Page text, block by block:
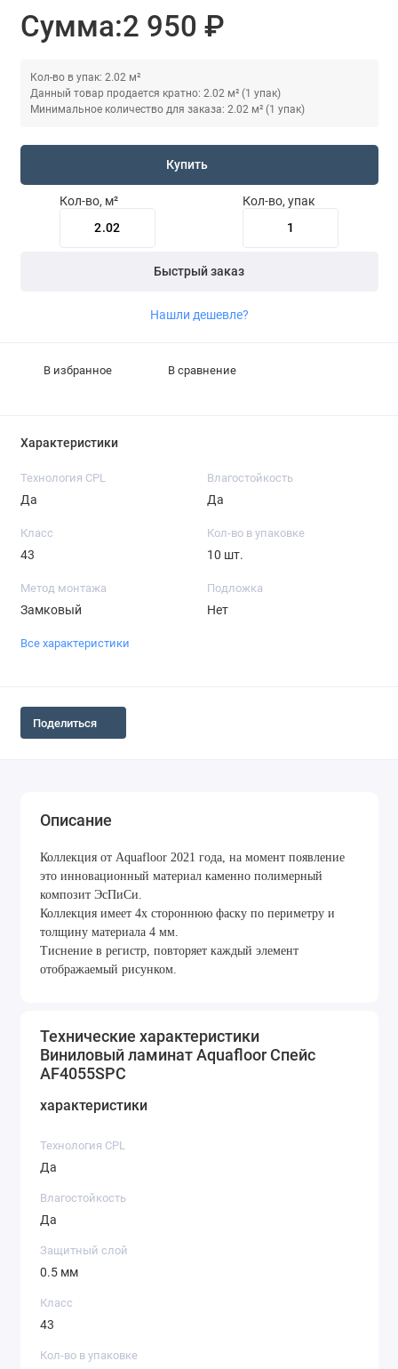
Сумма:2 950 ₽
Кол-во в упак: 2.02 м²
Данный товар продается кратно: 2.02 м² (1 упак)
Минимальное количество для заказа: 2.02 м² (1 упак)
Купить
Кол-во, м² Кол-во, упак
Быстрый заказ
Нашли дешевле?
В избранное В сравнение
Характеристики
Технология CPL
Да
Влагостойкость
Да
Класс
43
Кол-во в упаковке
10 шт.
Метод монтажа
Замковый
Подложка
Нет
Все характеристики
Поделиться
Описание
Коллекция от Aquafloor 2021 года, на момент появление
это инновационный материал каменно полимерный
композит ЭсПиСи.
Коллекция имеет 4х стороннюю фаску по периметру и
толщину материала 4 мм.
Тиснение в регистр, повторяет каждый элемент
отображаемый рисунком.
Технические характеристики
Виниловый ламинат Aquafloor Спейс
AF4055SPC
характеристики
Технология CPL
Да
Влагостойкость
Да
Защитный слой
0.5 мм
Класс
43
Кол-во в упаковке